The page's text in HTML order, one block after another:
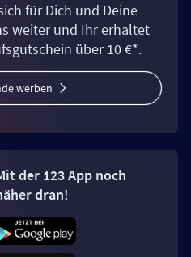
für Dich und Deine
weiter und Ihr erhaltet
über 10 €*.
werben
der 123 App noch
dran!